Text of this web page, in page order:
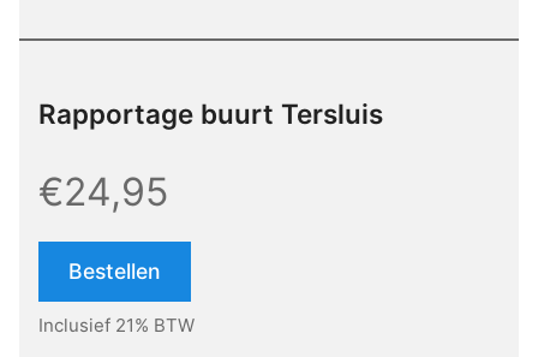
Rapportage buurt Tersluis
€24,95
Bestellen
Inclusief 21% BTW